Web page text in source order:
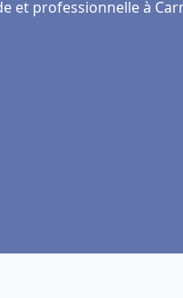
et professionnelle à